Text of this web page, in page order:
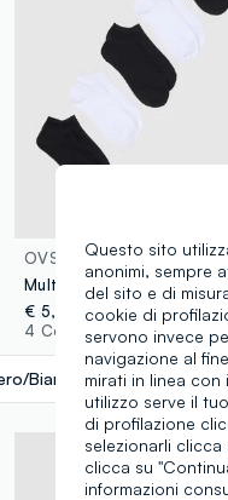
OVS
€ 5,95
4 Colori
Bianco
Questo sito
anonimi, sempre
del sito e di
cookie di
servono invece
navigazione al
mirati in linea con
utilizzo serve il
di profilazione
selezionarli
clicca su
informazioni